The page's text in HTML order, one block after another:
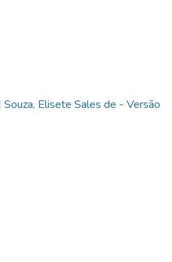
Elisete Sales de - Versão